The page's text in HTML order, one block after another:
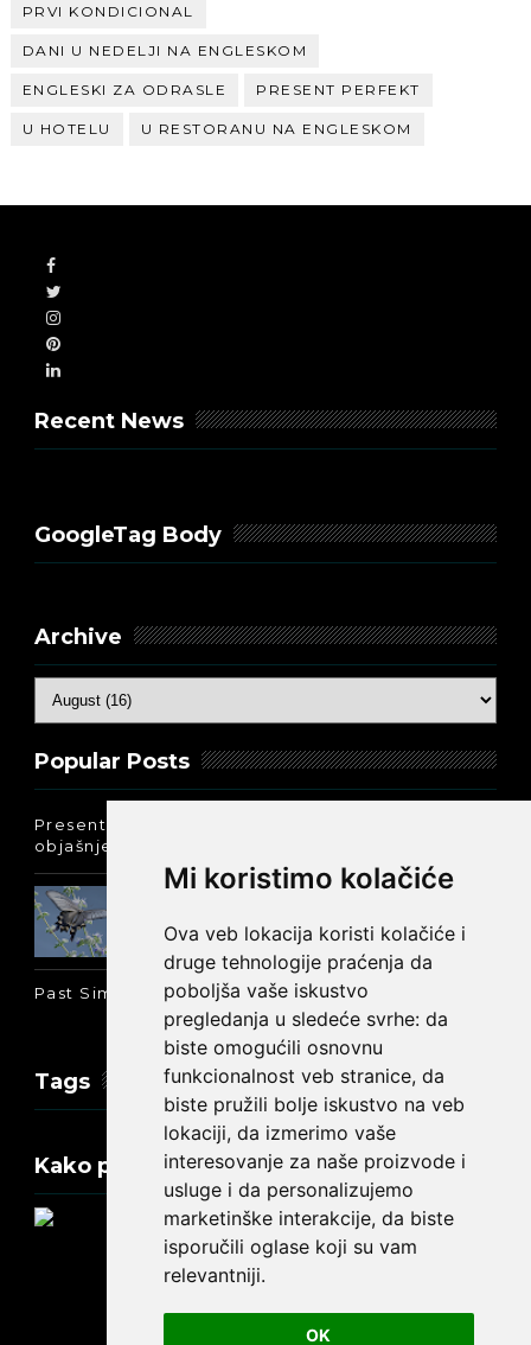
Mi koristimo kolačiće
Ova veb lokacija koristi kolačiće i
druge tehnologije praćenja da
poboljša vaše iskustvo
pregledanja u sledeće svrhe: da
biste omogućili osnovnu
funkcionalnost veb stranice, da
biste pružili bolje iskustvo na veb
lokaciji, da izmerimo vaše
interesovanje za naše proizvode i
usluge i da personalizujemo
marketinške interakcije, da biste
isporučili oglase koji su vam
relevantniji.
OK
PRVI KONDICIONAL
DANI U NEDELJI NA ENGLESKOM
ENGLESKI ZA ODRASLE PRESENT PERFEKT
U HOTELU U RESTORANU NA ENGLESKOM
Recent News
GoogleTag Body
Archive
Popular Posts
Present Perfect Simple - najjednostavnije
objašnjenje :-)
Past Simple i Past Continuous - razlika
Tags
Kako promeniti tekst na engleskom?
Update cookies preferences